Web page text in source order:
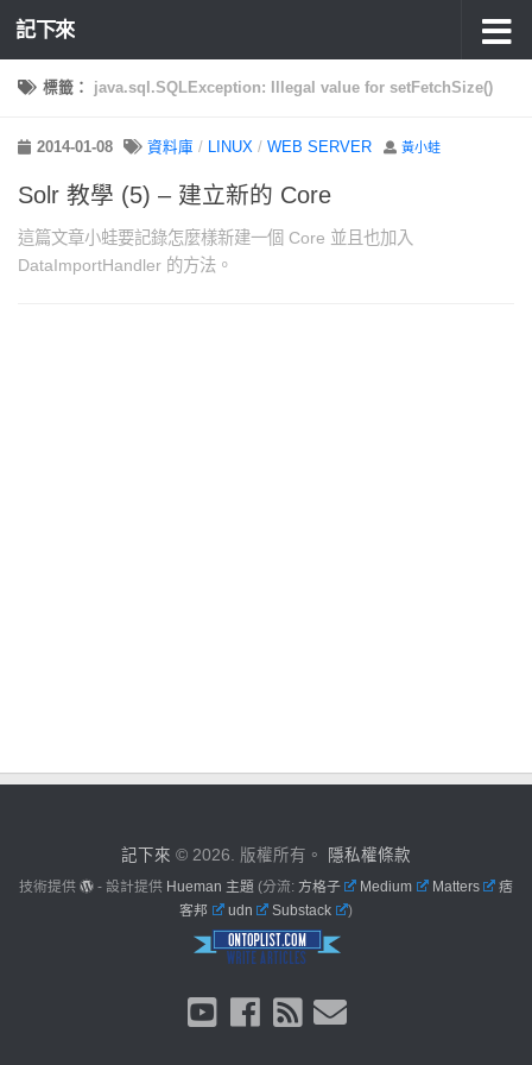
記下來
標籤： java.sql.SQLException: Illegal value for setFetchSize()
2014-01-08 資料庫 / LINUX / WEB SERVER 黃小蛙
Solr 教學 (5) – 建立新的 Core
這篇文章小蛙要記錄怎麼樣新建一個 Core 並且也加入
DataImportHandler 的方法。
記下來 © 2026. 版權所有。 隱私權條款
技術提供 - 設計提供 Hueman 主題 (分流: 方格子 Medium Matters
痞
客邦
udn Substack )